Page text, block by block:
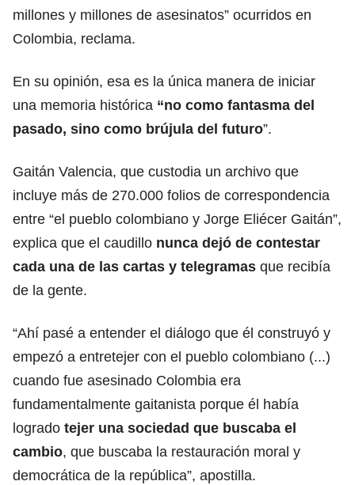
millones y millones de asesinatos” ocurridos en
Colombia, reclama.
En su opinión, esa es la única manera de iniciar
una memoria histórica “no como fantasma del
pasado, sino como brújula del futuro”.
Gaitán Valencia, que custodia un archivo que
incluye más de 270.000 folios de correspondencia
entre “el pueblo colombiano y Jorge Eliécer Gaitán”,
explica que el caudillo nunca dejó de contestar
cada una de las cartas y telegramas que recibía
de la gente.
“Ahí pasé a entender el diálogo que él construyó y
empezó a entretejer con el pueblo colombiano (...)
cuando fue asesinado Colombia era
fundamentalmente gaitanista porque él había
logrado tejer una sociedad que buscaba el
cambio, que buscaba la restauración moral y
democrática de la república”, apostilla.